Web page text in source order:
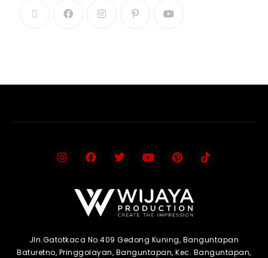
Jln.Gatotkaca No.409 Gedong Kuning, Banguntapan
Baturetno, Pringgolayan, Banguntapan, Kec. Banguntapan,